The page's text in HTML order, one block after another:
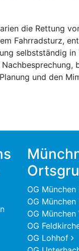
die Rettung
Fahrradsturz,
selbstständig in
und den
OG
OG München
OG München
OG
OG Lohhof